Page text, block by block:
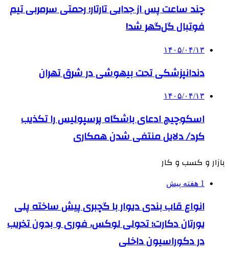
چند ساعت پس از جدایی تارتار؛ رحمتی سرمربی تیم
فوتبال گل‌گهر شد!
۱۴۰۵/۰۴/۱۳
دندانپزشکی تحت بیهوشی در شرق تهران
۱۴۰۵/۰۴/۱۳
اسکوچیچ ادعای باشگاه پرسپولیس را تکذیب
کرد/ دلایل منتفی شدن همکاری
بازار و کسب و کار
1 هفته پیش
انواع قاب بندی دیوار با گچبری پیش ساخته پلی
یورتان دکارت؛ تحولی لوکس، فوری و بدون تخریب
در دکوراسیون داخلی